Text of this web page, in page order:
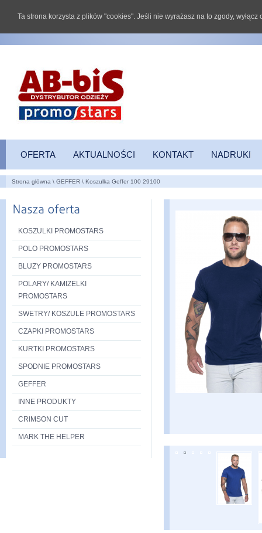
OFERTA AKTUALNOŚCI KONTAKT NADRUKI
Strona główna \ GEFFER \ Koszulka Geffer 100 29100
KOSZULKI PROMOSTARS
POLO PROMOSTARS
BLUZY PROMOSTARS
POLARY/ KAMIZELKI
PROMOSTARS
SWETRY/ KOSZULE PROMOSTARS
CZAPKI PROMOSTARS
KURTKI PROMOSTARS
SPODNIE PROMOSTARS
GEFFER
INNE PRODUKTY
CRIMSON CUT
MARK THE HELPER
Ta strona korzysta z plików "cookies". Jeśli nie wyrażasz na to zgody,